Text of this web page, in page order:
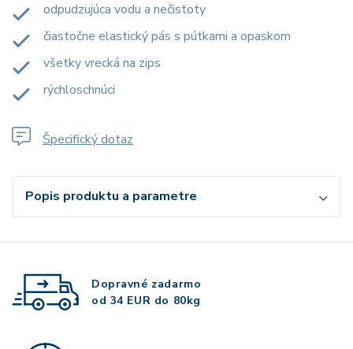
odpudzujúca vodu a nečistoty
čiastočne elastický pás s pútkami a opaskom
všetky vrecká na zips
rýchloschnúci
Špecifický dotaz
Popis produktu a parametre
Dopravné zadarmo
od 34 EUR do 80kg